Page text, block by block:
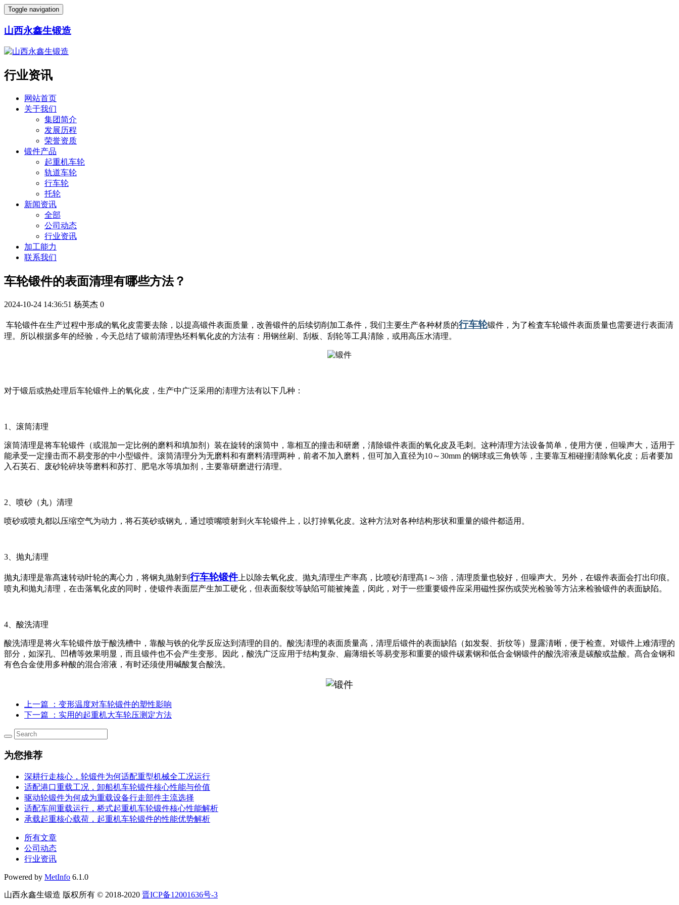
Toggle navigation
山西永鑫生锻造
行业资讯
网站首页
关于我们
集团简介
发展历程
荣誉资质
锻件产品
起重机车轮
轨道车轮
行车轮
托轮
新闻资讯
全部
公司动态
行业资讯
加工能力
联系我们
车轮锻件的表面清理有哪些方法？
2024-10-24 14:36:51 杨英杰 0
车轮锻件在生产过程中形成的氧化皮需要去除，以提高锻件表面质量，改善锻件的后续切削加工条件，我们主要生产各种材质的行车轮锻件，为了检査车轮锻件表面质量也需要进行表面清
理。所以根据多年的经验，今天总结了锻前清理热坯料氧化皮的方法有：用钢丝刷、刮板、刮轮等工具淸除，或用高压水清理。
对于锻后或热处理后车轮锻件上的氧化皮，生产中广泛采用的淸理方法有以下几种：
1、滚筒淸理
滚筒清理是将车轮锻件（或混加一定比例的磨料和填加剂）装在旋转的滚筒中，靠相互的撞击和研磨，淸除锻件表面的氧化皮及毛刺。这种清理方法设备简单，使用方便，但噪声大，适用于
能承受一定撞击而不易变形的中小型锻件。滚筒清理分为无磨料和有磨料清理两种，前者不加入磨料，但可加入直径为10～30mm 的钢球或三角铁等，主要靠互相碰撞淸除氧化皮；后者要加
入石英石、废砂轮碎块等磨料和苏打、肥皂水等填加剂，主要靠研磨进行清理。
2、喷砂（丸）清理
喷砂或喷丸都以压缩空气为动力，将石英砂或钢丸，通过喷嘴喷射到火车轮锻件上，以打掉氧化皮。这种方法对各种结构形状和重量的锻件都适用。
3、抛丸淸理
抛丸淸理是靠髙速转动叶轮的离心力，将钢丸抛射到 行车轮锻件上以除去氧化皮。抛丸清理生产率髙，比喷砂淸理髙1～3倍，清理质量也较好，但噪声大。另外，在锻件表面会打出印痕。
喷丸和抛丸淸理，在击落氧化皮的同时，使锻件表面层产生加工硬化，但表面裂纹等缺陷可能被掩盖，闵此，对于一些重要锻件应采用磁性探伤或荧光检验等方沾来检验锻件的表面缺陷。
4、酸洗清理
酸洗清理是将火车轮锻件放于酸洗槽中，靠酸与铁的化学反应达到清理的目的。酸洗淸理的表面质量高，清理后锻件的表面缺陷（如发裂、折纹等）显露淸晰，便于检查。对锻件上难清理的
部分，如深孔、凹槽等效果明显，而且锻件也不会产生变形。因此，酸洗广泛应用于结构复杂、扁薄细长等易变形和重要的锻件碳素钢和低合金钢锻件的酸洗溶液是碳酸或盐酸。髙合金钢和
有色合金使用多种酸的混合溶液，有时还须使用碱酸复合酸洗。
上一篇
：变形温度对车轮锻件的塑性影响
下一篇
：实用的起重机大车轮压测定方法
为您推荐
深耕行走核心，轮锻件为何适配重型机械全工况运行
适配港口重载工况，卸船机车轮锻件核心性能与价值
驱动轮锻件为何成为重载设备行走部件主流选择
适配车间重载运行，桥式起重机车轮锻件核心性能解析
承载起重核心载荷，起重机车轮锻件的性能优势解析
所有文章
公司动态
行业资讯
Powered by MetInfo 6.1.0
山西永鑫生锻造 版权所有 © 2018-2020 晋ICP备12001636号-3